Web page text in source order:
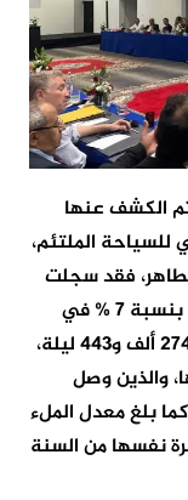
الكشف عنها
الملتئم،
بنطاهر، فقد سجلت
المدينة، مع نهاية شهر ماي 2025 ارتفاعا بنسبة 7 % في
عدد ليالي المبيت التي بلغت 4 ملايين و274 ألف و443 ليلة،
عليها، والذين وصل
ألف و814 وافدا، كما بلغ معدل الملء
بالفترة نفسها من السنة